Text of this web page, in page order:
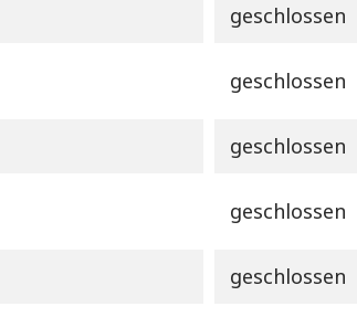
geschlossen
geschlossen
geschlossen
geschlossen
geschlossen